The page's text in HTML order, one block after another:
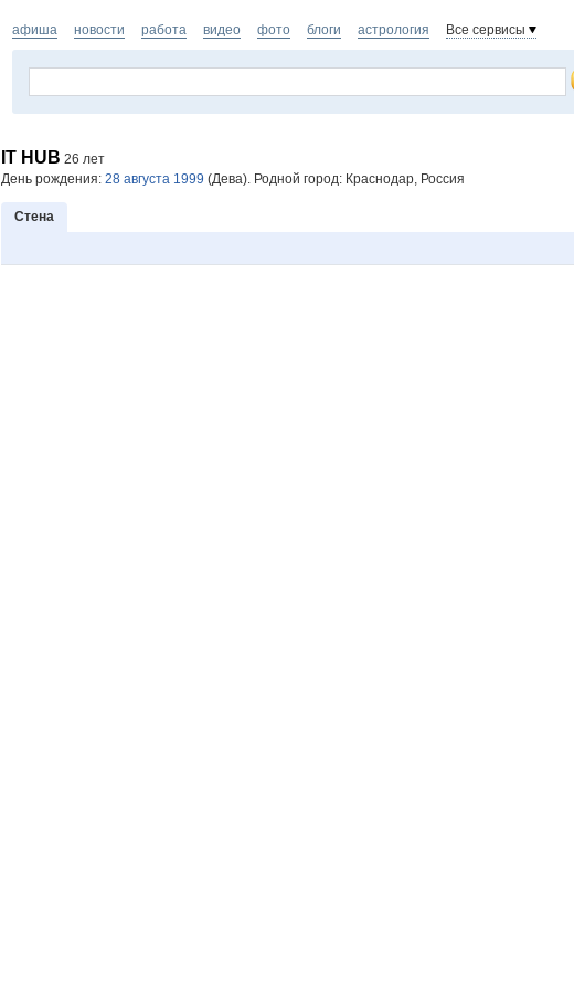
афиша новости работа видео фото блоги астрология Все сервисы
IT HUB 26 лет
День рождения: 28 августа 1999 (Дева). Родной город: Краснодар, Россия
Стена